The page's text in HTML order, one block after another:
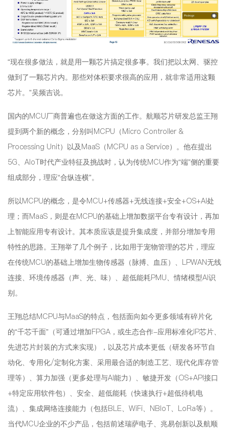
“现在很多做法，就是用一颗芯片搞定很多事。我们把以太网、驱控
做到了一颗芯片内。那些对体积要求很高的应用，就非常适用这颗
芯片。”吴频吉说。
国内的MCU厂商普遍也在做这方面的工作。航顺芯片研发总监王翔
提到两个新的概念，分别叫MCPU（Micro Controller &
Processing Unit）以及MaaS（MCPU as a Service）。他在提出
5G、AIoT时代产业特征及挑战时，认为传统MCU作为“端”侧的重要
组成部分，理应“合纵连横”。
所以MCPU的概念，是令MCU+传感器+无线连接+安全+OS+AI处
理；而MaaS，则是在MCPU的基础上增加数据平台专有设计，再加
上智能应用专有设计。其本质应该是提升集成度，并部分增加专用
特性的思路。王翔举了几个例子，比如用于宠物管理的芯片，理应
在传统MCU的基础上增加生物传感器（脉搏、血压）、LPWAN无线
连接、环境传感器（声、光、味）、超低能耗PMU、情绪模型AI识
别。
王翔总结MCPU与MaaS的特点，包括面向如今更多领域有碎片化
的“千芯千面”（可通过增加FPGA ，或生态合作-应用标准化IP芯片、
先进芯片封装的方式来实现），以及芯片成本更低（研发各环节自
动化、专用化/定制化方案、采用最合适的制造工艺、现代化库存管
理等）、算力加强（更多处理与AI能力）、敏捷开发（OS+API接口
+特定应用软件包）、安全、超低能耗（快速执行+超低待机电
流）、集成网络连接能力（包括BLE、WiFi、NBIoT、LoRa等）。
当代MCU企业的不少产品，包括前述瑞萨电子、兆易创新以及航顺